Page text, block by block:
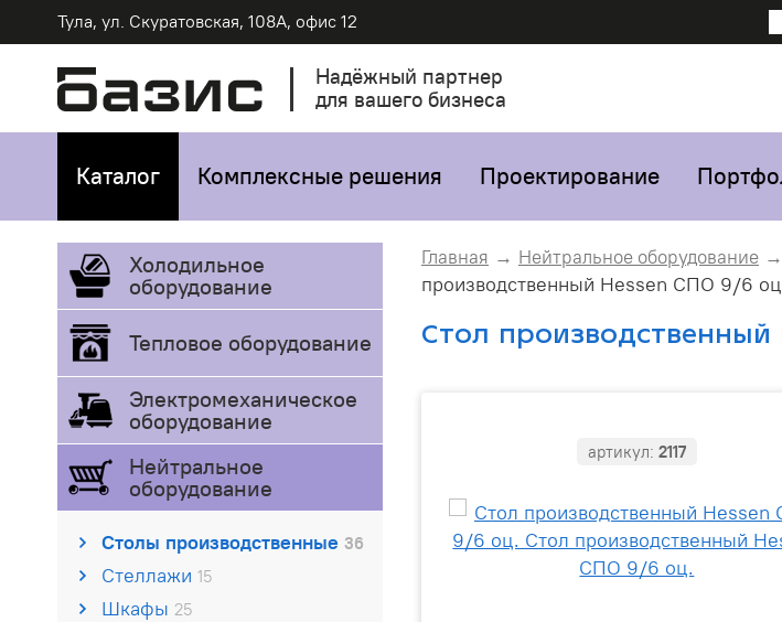
Тула, ул. Скуратовская, 108А, офис 12
Надёжный партнер
для вашего бизнеса
Каталог Комплексные решения Проектирование
Холодильное
оборудование
Тепловое оборудование
Электромеханическое
оборудование
Нейтральное
оборудование
Столы производственные 36
Стеллажи 15
Шкафы 25
Главная Нейтральное оборудование
производственный Hessen СПО 9/6
Стол
артикул: 2117